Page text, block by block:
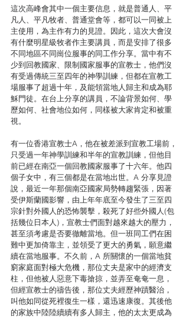
這次高峰會其中一個主要信息，就是普通人、平
凡人、平凡牧者、普通堂會等，都可以一同被上
主使用，為主作有力的見證。因此，這次大會沒
有什麼明星級牧者作主要講員，而是安排了很多
不同地區不同崗位服事的同工作分享。當中有不
少到回教國家、限制國家服事的宣教士，他們沒
有受過傳統三至四年的神學訓練，但都在宣教工
場服事了超過十年，及能領當地人歸主和成為耶
穌門徒。在台上分享的講員，不論背景如何、學
歷如何、社會地位如何，同樣被大家肯定和被重
視。
有一位香港宣教士A，他在被差派到宣教工場前，
只受過一年神學訓練和半年的宣教訓練，但他目
前已經在南亞一個回教國家服事了十六年。他四
個子女中，有三個都是在當地出世。A 分享見證
說，最近一年那個南亞國家局勢轉趨緊張，因著
受伊斯蘭國影響，由上年年底至今發生了三至四
宗針對外國人的恐怖襲擊，殺死了好些外國人(包
括幾位日本人)，宣教士們面對越來越大的壓力，
甚至須考慮是否要徹離當地。但一班同工們在困
難中更加倚靠主，並領受了更大的勇氣，願意繼
續在當地服事。不久前，A 所關懷的一個當地貧
窮家庭面對極大危機，那位丈夫是家中的經濟支
柱，但他被人惡意下毒搶掠，並弄至奄奄一息，
但經宣教士的禱告後，那位丈夫經歷神蹟醫治，
叫他如同從死裡復生一樣，還迅速康復。其後他
的家族中陸陸續續有多人歸主，他的太太更成為